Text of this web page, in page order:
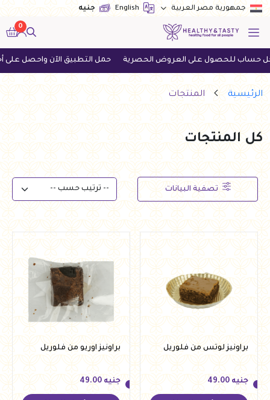
جمهورية مصر العربية English جنيه
0
العروض الحصرية حمل التطبيق الآن واحصل على أحدث العروض
الرئيسية المنتجات
كل المنتجات
تصفية البيانات
براونيز لوتس من فلوريل
جنيه 49.00
براونيز اوريو من فلوريل
جنيه 49.00